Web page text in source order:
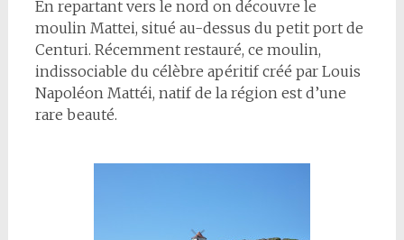
En repartant vers le nord on découvre le
moulin Mattei, situé au-dessus du petit port de
Centuri. Récemment restauré, ce moulin,
indissociable du célèbre apéritif créé par Louis
Napoléon Mattéi, natif de la région est d’une
rare beauté.